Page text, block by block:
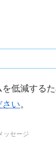
低減する
さい。
ッセージ